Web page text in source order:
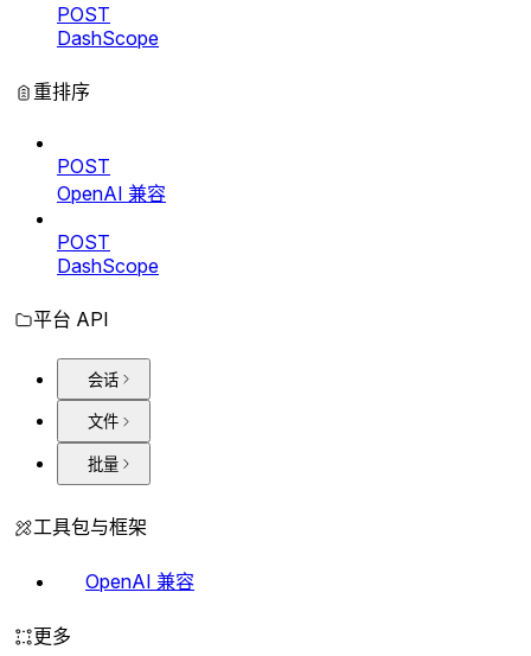
POST
DashScope
重排序
POST
OpenAI 兼容
POST
DashScope
平台 API
会话
文件
批量
工具包与框架
OpenAI 兼容
更多